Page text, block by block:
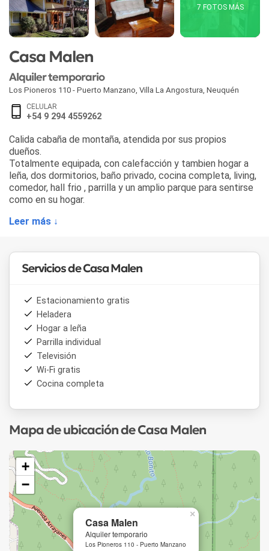
7 FOTOS MÁS
Casa Malen
Alquiler temporario
Los Pioneros 110 - Puerto Manzano Villa La Angostura Neuquén
CELULAR
+54 9 294 4559262
Calida cabaña de montaña, atendida por sus propios
dueños.
Totalmente equipada, con calefacción y tambien hogar a
leña, dos dormitorios, baño privado, cocina completa, living,
comedor, hall frio , parrilla y un amplio parque para sentirse
como en su hogar.
Leer más ↓
Servicios de Casa Malen
Estacionamiento gratis
Heladera
Hogar a leña
Parrilla individual
Televisión
Wi-Fi gratis
Cocina completa
Mapa de ubicación de Casa Malen
Casa Malen
Alquiler temporario
Los Pioneros 110 - Puerto Manzano
×
+
−